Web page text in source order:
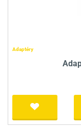
Adaptéry